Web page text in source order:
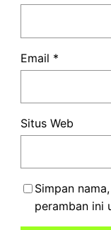
Email *
Situs Web
Simpan
peramban ini